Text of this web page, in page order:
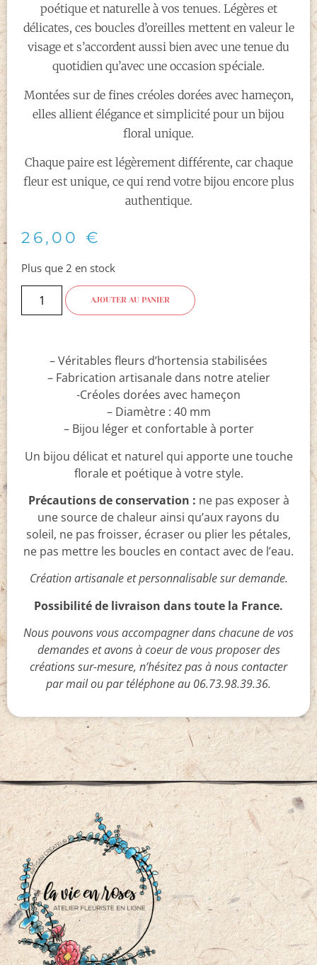
poétique et naturelle à vos tenues. Légères et
délicates, ces boucles d’oreilles mettent en valeur le
visage et s’accordent aussi bien avec une tenue du
quotidien qu’avec une occasion spéciale.
Montées sur de fines créoles dorées avec hameçon,
elles allient élégance et simplicité pour un bijou
floral unique.
Chaque paire est légèrement différente, car chaque
fleur est unique, ce qui rend votre bijou encore plus
authentique.
26,00 €
Plus que 2 en stock
AJOUTER AU PANIER
– Véritables fleurs d’hortensia stabilisées
– Fabrication artisanale dans notre atelier
-Créoles dorées avec hameçon
– Diamètre : 40 mm
– Bijou léger et confortable à porter
Un bijou délicat et naturel qui apporte une touche
florale et poétique à votre style.
Précautions de conservation : ne pas exposer à
une source de chaleur ainsi qu’aux rayons du
soleil, ne pas froisser, écraser ou plier les pétales,
ne pas mettre les boucles en contact avec de l’eau.
Création artisanale et personnalisable sur demande.
Possibilité de livraison dans toute la France.
Nous pouvons vous accompagner dans chacune de vos
demandes et avons à coeur de vous proposer des
créations sur-mesure, n’hésitez pas à nous contacter
par mail ou par téléphone au 06.73.98.39.36.